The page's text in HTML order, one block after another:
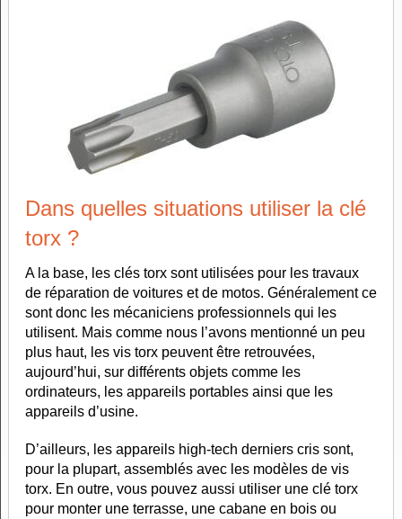
Dans quelles situations utiliser la clé
torx ?
A la base, les clés torx sont utilisées pour les travaux
de réparation de voitures et de motos. Généralement ce
sont donc les mécaniciens professionnels qui les
utilisent. Mais comme nous l’avons mentionné un peu
plus haut, les vis torx peuvent être retrouvées,
aujourd’hui, sur différents objets comme les
ordinateurs, les appareils portables ainsi que les
appareils d’usine.
D’ailleurs, les appareils high-tech derniers cris sont,
pour la plupart, assemblés avec les modèles de vis
torx. En outre, vous pouvez aussi utiliser une clé torx
pour monter une terrasse, une cabane en bois ou